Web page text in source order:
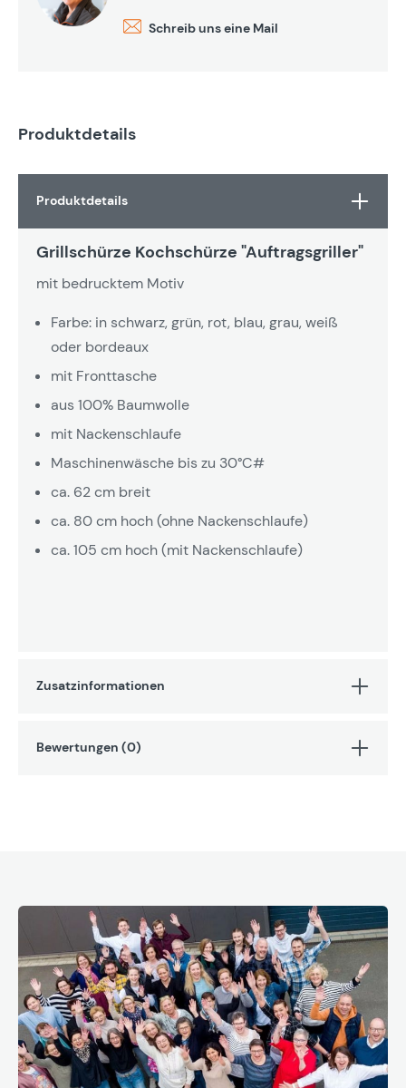
Schreib uns eine Mail
Produktdetails
Produktdetails
Grillschürze Kochschürze "Auftragsgriller"
mit bedrucktem Motiv
Farbe: in schwarz, grün, rot, blau, grau, weiß
oder bordeaux
mit Fronttasche
aus 100% Baumwolle
mit Nackenschlaufe
Maschinenwäsche bis zu 30°C#
ca. 62 cm breit
ca. 80 cm hoch (ohne Nackenschlaufe)
ca. 105 cm hoch (mit Nackenschlaufe)
Zusatzinformationen
Bewertungen (0)